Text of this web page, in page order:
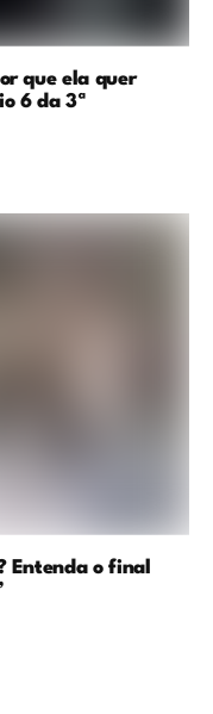
que ela quer
6 da 3ª
Entenda o final